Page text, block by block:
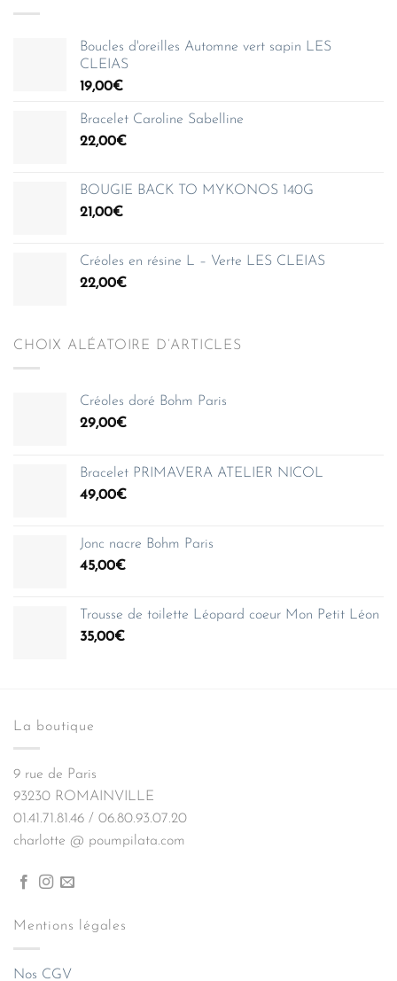
Boucles d'oreilles Automne vert sapin LES
CLEIAS
19,00€
Bracelet Caroline Sabelline
22,00€
BOUGIE BACK TO MYKONOS 140G
21,00€
Créoles en résine L – Verte LES CLEIAS
22,00€
CHOIX ALÉATOIRE D’ARTICLES
Créoles doré Bohm Paris
29,00€
Bracelet PRIMAVERA ATELIER NICOL
49,00€
Jonc nacre Bohm Paris
45,00€
Trousse de toilette Léopard coeur Mon Petit Léon
35,00€
La boutique
9 rue de Paris
93230 ROMAINVILLE
01.41.71.81.46 / 06.80.93.07.20
charlotte @ poumpilata.com
Mentions légales
Nos CGV